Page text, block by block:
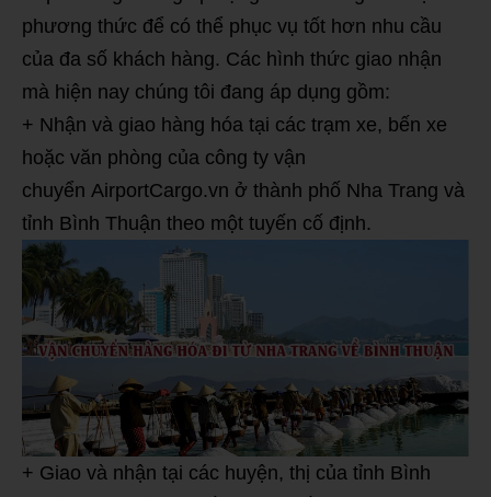
phương thức để có thể phục vụ tốt hơn nhu cầu
của đa số khách hàng. Các hình thức giao nhận
mà hiện nay chúng tôi đang áp dụng gồm:
+ Nhận và giao hàng hóa tại các trạm xe, bến xe
hoặc văn phòng của công ty vận
chuyển AirportCargo.vn ở thành phố Nha Trang và
tỉnh Bình Thuận theo một tuyến cố định.
+ Giao và nhận tại các huyện, thị của tỉnh Bình